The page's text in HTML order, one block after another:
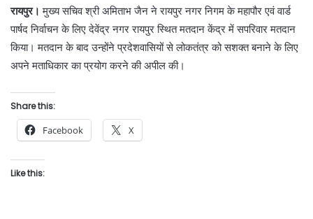
रायपुर।मुख्य सचिव श्री अमिताभ जैन ने रायपुर नगर निगम के महापौर एवं वार्ड
पार्षद निर्वाचन के लिए देवेंद्र नगर रायपुर स्थित मतदान केंद्र में सपरिवार मतदान
किया। मतदान के बाद उन्होंने प्रदेशवासियों से लोकतंत्र को सशक्त बनाने के लिए
अपने मताधिकार का प्रयोग करने की अपील की।
Share this:
Facebook X
Like this: